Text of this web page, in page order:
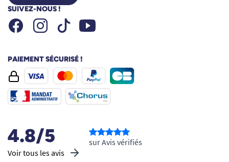
SUIVEZ-NOUS !
FacebookInstagramTiktok Youtube
PAIEMENT SÉCURISÉ !
4.8/5
Voir tous les avis
sur Avis vérifiés